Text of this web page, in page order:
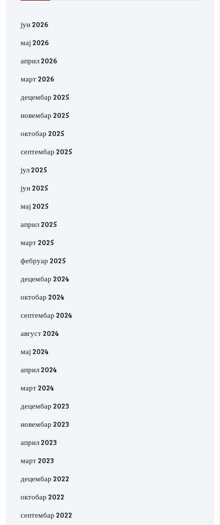
јун 2026
мај 2026
април 2026
март 2026
децембар 2025
новембар 2025
октобар 2025
септембар 2025
јул 2025
јун 2025
мај 2025
април 2025
март 2025
фебруар 2025
децембар 2024
октобар 2024
септембар 2024
август 2024
мај 2024
април 2024
март 2024
децембар 2023
новембар 2023
април 2023
март 2023
децембар 2022
октобар 2022
септембар 2022